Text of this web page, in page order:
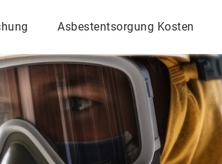
Asbestentsorgung Kosten